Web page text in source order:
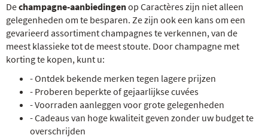
Dechampagne-aanbiedingenop Caractères zijn niet alleen
gelegenheden om te besparen. Ze zijn ook een kans om een
gevarieerd assortiment champagnes te verkennen, van de
meest klassieke tot de meest stoute. Door champagne met
korting te kopen, kunt u:
- Ontdek bekende merken tegen lagere prijzen
- Proberen beperkte of gejaarlijkse cuvées
- Voorraden aanleggen voor grote gelegenheden
- Cadeaus van hoge kwaliteit geven zonder uw budget te
overschrijden